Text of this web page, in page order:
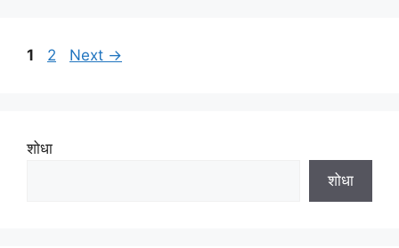
Page
1 Page
2 Next →
शोधा
शोधा